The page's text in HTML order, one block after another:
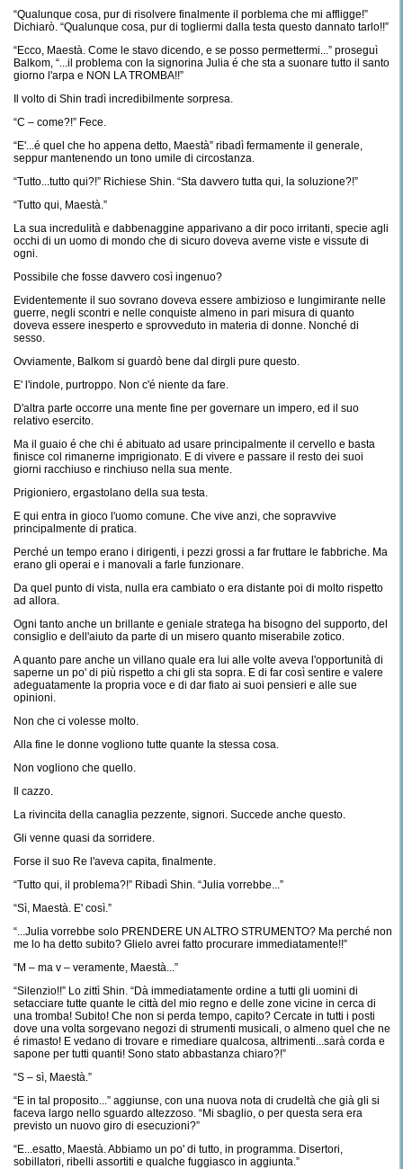
“Qualunque cosa, pur di risolvere finalmente il porblema che mi affligge!”
Dichiarò. “Qualunque cosa, pur di togliermi dalla testa questo dannato tarlo!!”
“Ecco, Maestà. Come le stavo dicendo, e se posso permettermi...” proseguì
Balkom, “...il problema con la signorina Julia é che sta a suonare tutto il santo
giorno l'arpa e NON LA TROMBA!!”
Il volto di Shin tradì incredibilmente sorpresa.
“C – come?!” Fece.
“E'...é quel che ho appena detto, Maestà” ribadì fermamente il generale,
seppur mantenendo un tono umile di circostanza.
“Tutto...tutto qui?!” Richiese Shin. “Sta davvero tutta qui, la soluzione?!”
“Tutto qui, Maestà.”
La sua incredulità e dabbenaggine apparivano a dir poco irritanti, specie agli
occhi di un uomo di mondo che di sicuro doveva averne viste e vissute di
ogni.
Possibile che fosse davvero così ingenuo?
Evidentemente il suo sovrano doveva essere ambizioso e lungimirante nelle
guerre, negli scontri e nelle conquiste almeno in pari misura di quanto
doveva essere inesperto e sprovveduto in materia di donne. Nonché di
sesso.
Ovviamente, Balkom si guardò bene dal dirgli pure questo.
E' l'indole, purtroppo. Non c'é niente da fare.
D'altra parte occorre una mente fine per governare un impero, ed il suo
relativo esercito.
Ma il guaio é che chi é abituato ad usare principalmente il cervello e basta
finisce col rimanerne imprigionato. E di vivere e passare il resto dei suoi
giorni racchiuso e rinchiuso nella sua mente.
Prigioniero, ergastolano della sua testa.
E qui entra in gioco l'uomo comune. Che vive anzi, che sopravvive
principalmente di pratica.
Perché un tempo erano i dirigenti, i pezzi grossi a far fruttare le fabbriche. Ma
erano gli operai e i manovali a farle funzionare.
Da quel punto di vista, nulla era cambiato o era distante poi di molto rispetto
ad allora.
Ogni tanto anche un brillante e geniale stratega ha bisogno del supporto, del
consiglio e dell'aiuto da parte di un misero quanto miserabile zotico.
A quanto pare anche un villano quale era lui alle volte aveva l'opportunità di
saperne un po' di più rispetto a chi gli sta sopra. E di far così sentire e valere
adeguatamente la propria voce e di dar fiato ai suoi pensieri e alle sue
opinioni.
Non che ci volesse molto.
Alla fine le donne vogliono tutte quante la stessa cosa.
Non vogliono che quello.
Il cazzo.
La rivincita della canaglia pezzente, signori. Succede anche questo.
Gli venne quasi da sorridere.
Forse il suo Re l'aveva capita, finalmente.
“Tutto qui, il problema?!” Ribadì Shin. “Julia vorrebbe...”
“Sì, Maestà. E' così.”
“...Julia vorrebbe solo PRENDERE UN ALTRO STRUMENTO? Ma perché non
me lo ha detto subito? Glielo avrei fatto procurare immediatamente!!”
“M – ma v – veramente, Maestà...”
“Silenzio!!” Lo zittì Shin. “Dà immediatamente ordine a tutti gli uomini di
setacciare tutte quante le città del mio regno e delle zone vicine in cerca di
una tromba! Subito! Che non si perda tempo, capito? Cercate in tutti i posti
dove una volta sorgevano negozi di strumenti musicali, o almeno quel che ne
é rimasto! E vedano di trovare e rimediare qualcosa, altrimenti...sarà corda e
sapone per tutti quanti! Sono stato abbastanza chiaro?!”
“S – sì, Maestà.”
“E in tal proposito...” aggiunse, con una nuova nota di crudeltà che già gli si
faceva largo nello sguardo altezzoso. “Mi sbaglio, o per questa sera era
previsto un nuovo giro di esecuzioni?”
“E...esatto, Maestà. Abbiamo un po' di tutto, in programma. Disertori,
sobillatori, ribelli assortiti e qualche fuggiasco in aggiunta.”